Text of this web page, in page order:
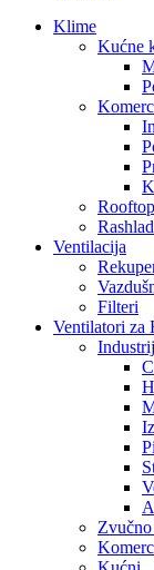
Klime
Kućne
Ventilacija
Filteri
Ventilatori za